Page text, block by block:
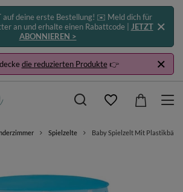
auf deine erste Bestellung! ✉️ Meld dich für
an und erhalte einen Rabattcode | JETZT
ABONNIEREN >
die reduzierten Produkte👉
Spielzelte Baby Spielzelt Mit